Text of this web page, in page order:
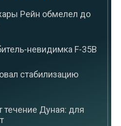
Рейн обмелел до
невидимка F-35B
стабилизацию
Дуная: для